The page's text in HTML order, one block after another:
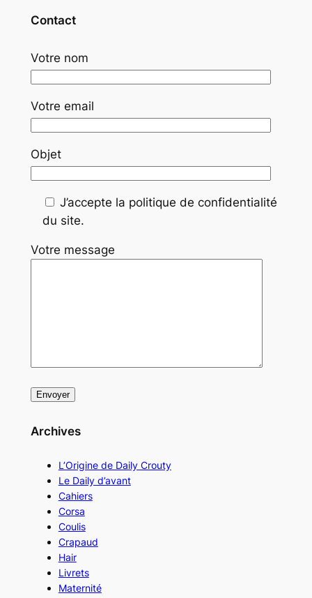
Contact
Votre nom
Votre email
Objet
J’accepte la politique de confidentialité
du site.
Votre message
Archives
L’Origine de Daily Crouty
Le Daily d’avant
Cahiers
Corsa
Coulis
Crapaud
Hair
Livrets
Maternité